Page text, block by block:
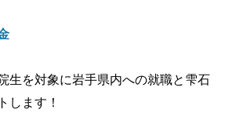
生を対象に岩手県内への就職と雫石
します！